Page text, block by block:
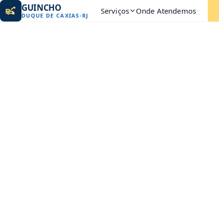
GUINCHO
DUQUE DE CAXIAS-RJ Serviços Onde Atendemos